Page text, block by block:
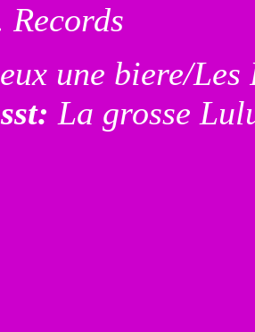
Records
une biere/
La grosse